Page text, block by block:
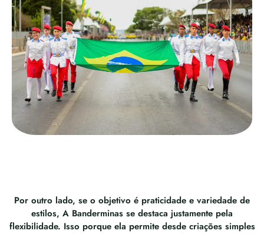
Por outro lado, se o objetivo é praticidade e variedade de
estilos, A Banderminas se destaca justamente pela
flexibilidade. Isso porque ela permite desde criações simples